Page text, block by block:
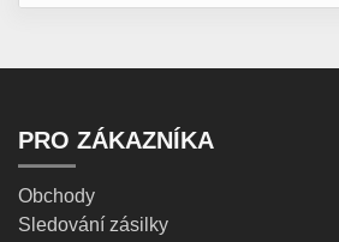
PRO ZÁKAZNÍKA
Obchody
Sledování zásilky